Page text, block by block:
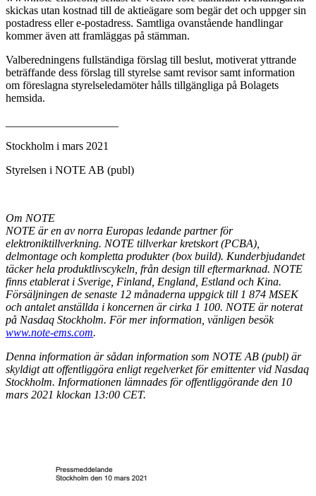
skickas utan kostnad till de aktieägare som begär det och uppger sin
postadress eller e-postadress. Samtliga ovanstående handlingar
kommer även att framläggas på stämman.
Valberedningens fullständiga förslag till beslut, motiverat yttrande
beträffande dess förslag till styrelse samt revisor samt information
om föreslagna styrelseledamöter hålls tillgängliga på Bolagets
hemsida.
Stockholm i mars 2021
Styrelsen i NOTE AB (publ)
Om NOTE
NOTE är en av norra Europas ledande partner för
elektroniktillverkning. NOTE tillverkar kretskort (PCBA),
delmontage och kompletta produkter (box build). Kunderbjudandet
täcker hela produktlivscykeln, från design till eftermarknad. NOTE
finns etablerat i Sverige, Finland, England, Estland och Kina.
Försäljningen de senaste 12 månaderna uppgick till 1 874 MSEK
och antalet anställda i koncernen är cirka 1 100. NOTE är noterat
på Nasdaq Stockholm. För mer information, vänligen besök
www.note-ems.com.
Denna information är sådan information som NOTE AB (publ) är
skyldigt att offentliggöra enligt regelverket för emittenter vid Nasdaq
Stockholm. Informationen lämnades för offentliggörande den 10
mars 2021 klockan 13:00 CET.